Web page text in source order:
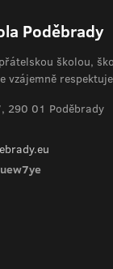
Poděbrady
školou,
vzájemně
290 01 Poděbrady